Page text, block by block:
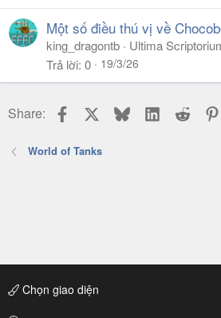
Một số điều thú vị về
king_dragontb
Ultima
Trả lời 0 19/3/26
Share: Facebook BlueskyLinkedIn
Reddit
World of Tanks
Chọn giao diện